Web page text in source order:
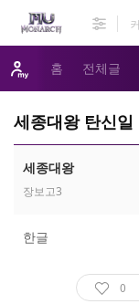
홈 전체글
세종대왕 탄신일
세종대왕
장보고3
한글
0